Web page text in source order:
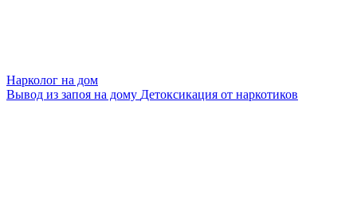
Нарколог на дом
Вывод из запоя на дому Детоксикация от наркотиков